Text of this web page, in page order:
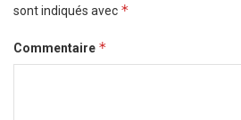
sont indiqués avec *
Commentaire *